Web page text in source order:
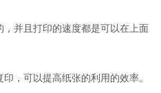
并且打印的速度都是可以在上面
，可以提高纸张的利用的效率。